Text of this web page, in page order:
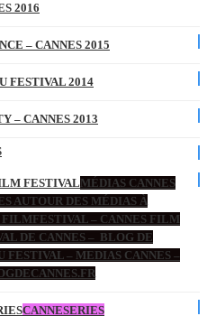
2016
– CANNES 2015
FESTIVAL 2014
– CANNES 2013
FESTIVALMÉDIAS CANNES
AUTOUR DES MÉDIAS À
FILMFESTIVAL – CANNES FILM
DE CANNES – BLOG DE
FESTIVAL – MEDIAS CANNES –
CANNESERIES